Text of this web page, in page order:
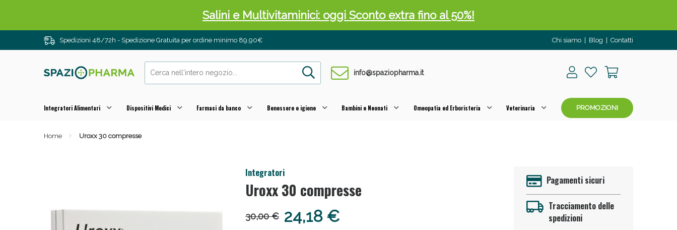
Spedizioni 48/72h - Spedizione Gratuita per ordine minimo 89,90€ Chi siamo Blog Contatti
info@spaziopharma.it
Integratori Alimentari Dispositivi Medici Farmaci da banco Benessere e igiene Bambini e Neonati Omeopatia ed Erboristeria Veterinaria PROMOZIONI
Home Uroxx 30 compresse
Integratori
Uroxx 30 compresse
30,00 € 24,18 €
Pagamenti sicuri
Tracciamento delle
spedizioni
Salini e Multivitaminici: oggi Sconto extra fino al 50%!
Anticellulite e Fanghi: Sconto fino al 40% valido oggi!